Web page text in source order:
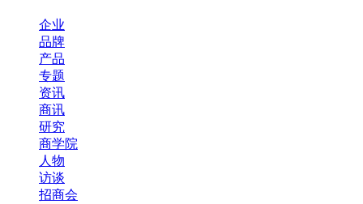
企业
品牌
产品
专题
资讯
商讯
研究
商学院
人物
访谈
招商会